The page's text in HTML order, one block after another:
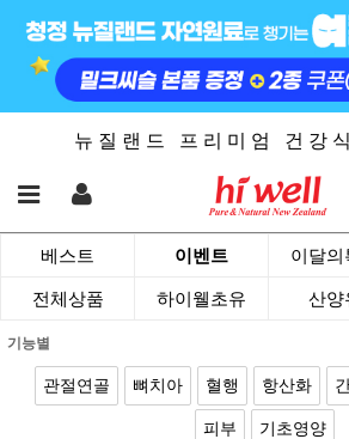
뉴 질 랜 드 프 리 미 엄 건 강
베스트 이벤트 이달의
전체상품 하이웰초유 산양
기능별
관절연골 뼈치아 혈행 항산화
피부 기초영양